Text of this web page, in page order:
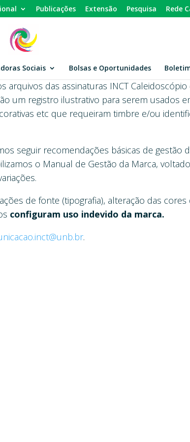
Publicações Extensão Pesquisa Rede
Sociais Bolsas e Oportunidades
arquivos das assinaturas INCT
um registro ilustrativo para serem usados
etc que requeiram timbre e/ou
seguir recomendações básicas de gestão
o Manual de Gestão da Marca,
de fonte (tipografia), alteração das cores
configuram uso indevido da marca.
.